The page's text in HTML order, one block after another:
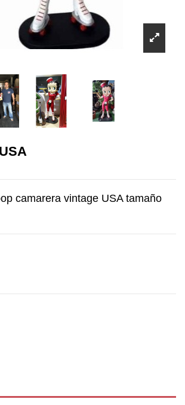
camarera vintage USA tamaño